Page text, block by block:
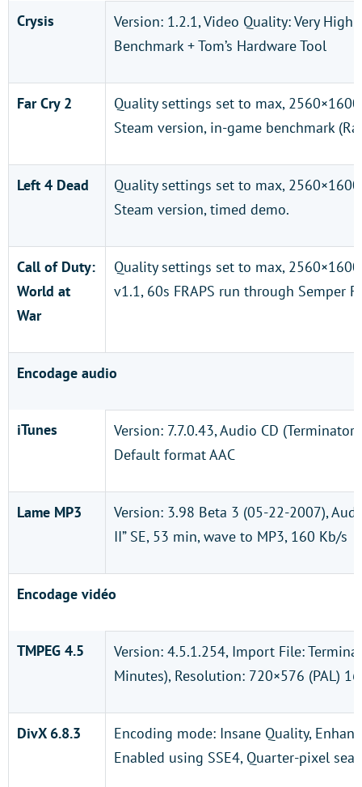
Crysis
Version: 1.2.1, Video Quality: Very High
Benchmark + Tom’s Hardware Tool
Far Cry 2
Quality settings set to max,
Steam version, in-game benchmark
Left 4 Dead
Quality settings set to max,
Steam version, timed demo.
Call of Duty:
World at
War
Quality settings set to max,
v1.1, 60s FRAPS run through Semper
Encodage audio
iTunes
Version: 7.7.0.43, Audio CD (Terminator
Default format AAC
Lame MP3
Version: 3.98 Beta 3 (05-22-2007),
II” SE, 53 min, wave to MP3, 160 Kb/s
Encodage vidéo
TMPEG 4.5
Version: 4.5.1.254, Import File:
Minutes), Resolution: 720×576 (PAL)
DivX 6.8.3
Encoding mode: Insane Quality,
Enabled using SSE4, Quarter-pixel